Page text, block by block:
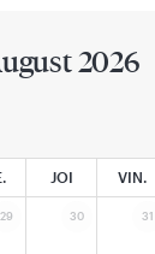
2026
JOI VIN.
29 30 31